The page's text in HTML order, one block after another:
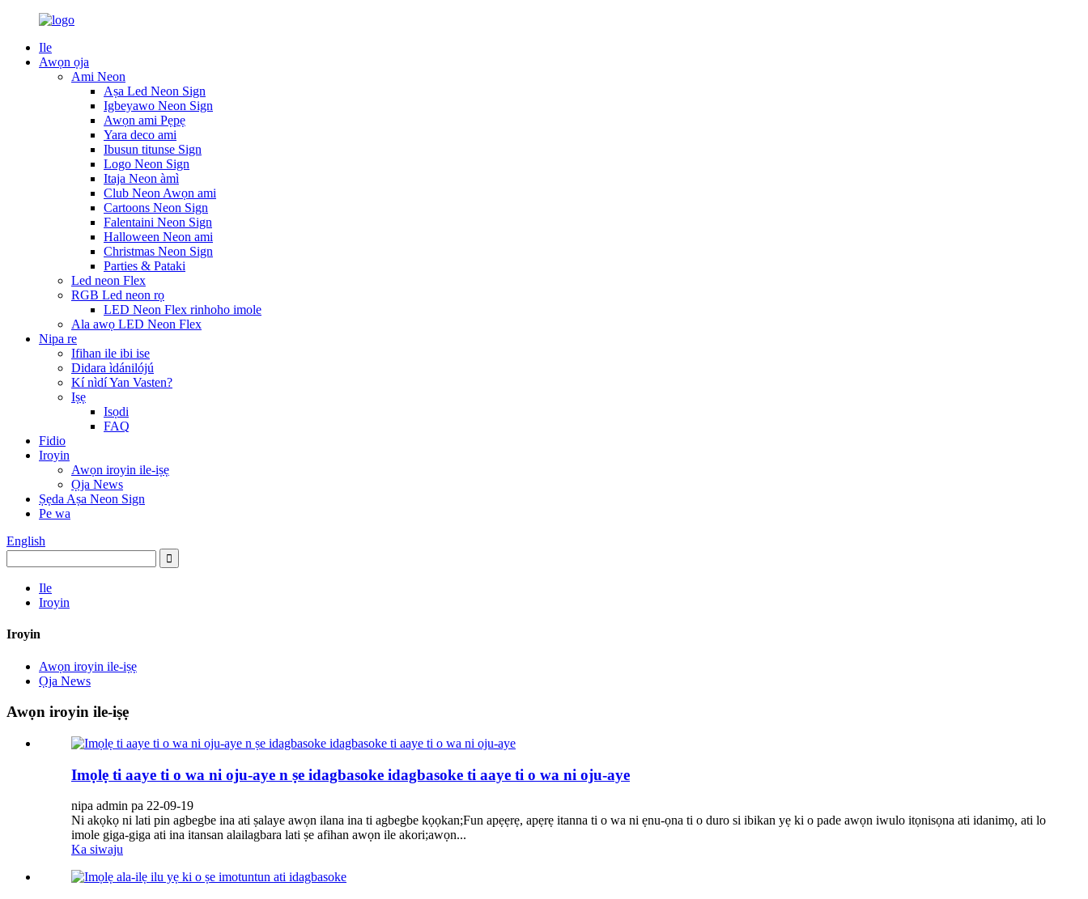
Ile
Awọn ọja
Ami Neon
Aṣa Led Neon Sign
Igbeyawo Neon Sign
Awọn ami Pẹpẹ
Yara deco ami
Ibusun titunse Sign
Logo Neon Sign
Itaja Neon àmì
Club Neon Awọn ami
Cartoons Neon Sign
Falentaini Neon Sign
Halloween Neon ami
Christmas Neon Sign
Parties & Pataki
Led neon Flex
RGB Led neon rọ
LED Neon Flex rinhoho imole
Ala awọ LED Neon Flex
Nipa re
Ifihan ile ibi ise
Didara ìdánilójú
Kí nìdí Yan Vasten?
Iṣẹ
Isọdi
FAQ
Fidio
Iroyin
Awọn iroyin ile-iṣẹ
Ọja News
Ṣẹda Aṣa Neon Sign
Pe wa
English
Ile
Iroyin
Iroyin
Awọn iroyin ile-iṣẹ
Ọja News
Awọn iroyin ile-iṣẹ
Imọlẹ ti aaye ti o wa ni oju-aye n ṣe idagbasoke idagbasoke ti aaye ti o wa ni oju-aye
nipa admin pa 22-09-19
Ni akọkọ ni lati pin agbegbe ina ati ṣalaye awọn ilana ina ti agbegbe kọọkan;Fun apẹẹrẹ, apẹrẹ itanna ti o wa ni ẹnu-ọna ti o duro si ibikan yẹ ki o pade awọn iwulo itọnisọna ati idanimọ, ati lo
imole giga-giga ati ina itansan alailagbara lati ṣe afihan awọn ile akori;awọn...
Ka siwaju